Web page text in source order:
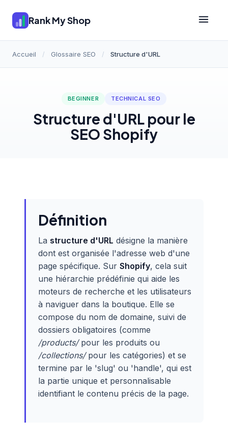
Rank My Shop
Accueil / Glossaire SEO / Structure d'URL
BEGINNER TECHNICAL SEO
Structure d'URL pour le
SEO Shopify
Définition
La structure d'URL désigne la manière
dont est organisée l'adresse web d'une
page spécifique. Sur Shopify, cela suit
une hiérarchie prédéfinie qui aide les
moteurs de recherche et les utilisateurs
à naviguer dans la boutique. Elle se
compose du nom de domaine, suivi de
dossiers obligatoires (comme
/products/pour les produits ou
/collections/pour les catégories) et se
termine par le 'slug' ou 'handle', qui est
la partie unique et personnalisable
identifiant le contenu précis de la page.